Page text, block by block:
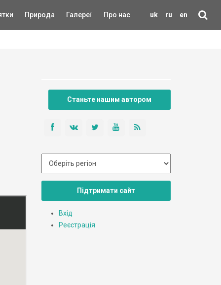
uk ru en
Природа Галереї Про нас
Станьте нашим автором
Підтримати сайт
Вхід
Реєстрація